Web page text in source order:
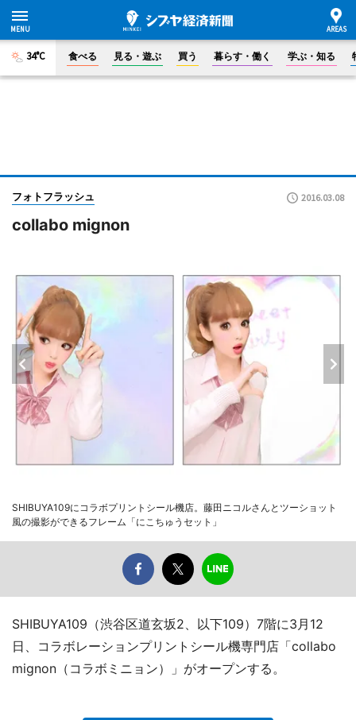
34°C 食べる 見る・遊ぶ 買う 暮らす・働く 学ぶ・知る
フォトフラッシュ 2016.03.08
collabo mignon
SHIBUYA109にコラボプリントシール機店。藤田ニコルさんとツーショット
風の撮影ができるフレーム「にこちゅうセット」
SHIBUYA109（渋谷区道玄坂2、以下109）7階に3月12
日、コラボレーションプリントシール機専門店「collabo
mignon（コラボミニョン）」がオープンする。